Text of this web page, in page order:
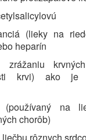
(lieky na
heparín
zrážaniu
krvi) ako je
(používaný na
chorôb)